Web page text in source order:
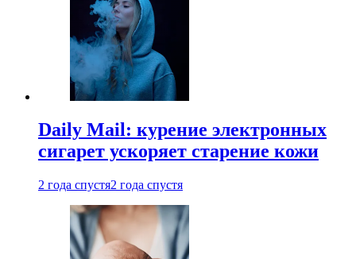
Daily Mail: курение электронных
сигарет ускоряет старение кожи
2 года спустя2 года спустя